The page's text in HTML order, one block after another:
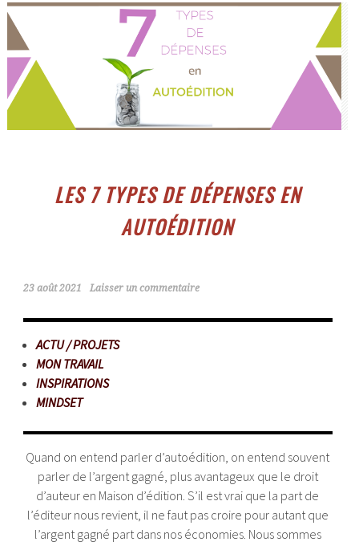
LES 7 TYPES DE DÉPENSES EN
AUTOÉDITION
23 août 2021 Laisser un commentaire
ACTU / PROJETS
MON TRAVAIL
INSPIRATIONS
MINDSET
Quand on entend parler d’autoédition, on entend souvent
parler de l’argent gagné, plus avantageux que le droit
d’auteur en Maison d’édition. S’il est vrai que la part de
l’éditeur nous revient, il ne faut pas croire pour autant que
l’argent gagné part dans nos économies. Nous sommes